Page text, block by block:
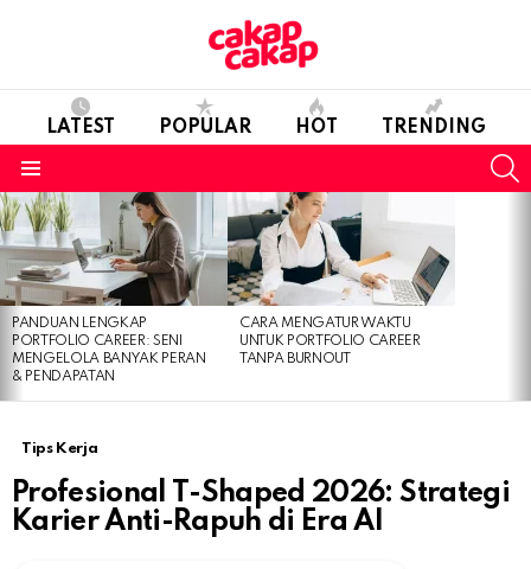
LATEST POPULAR HOT TRENDING
LATEST
STORIES
PANDUAN LENGKAP
PORTFOLIO CAREER: SENI
MENGELOLA BANYAK PERAN
& PENDAPATAN
CARA MENGATUR WAKTU
UNTUK PORTFOLIO CAREER
TANPA BURNOUT
Tips Kerja
Profesional T-Shaped 2026: Strategi
Karier Anti-Rapuh di Era AI